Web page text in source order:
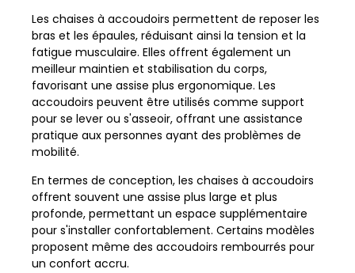
Les chaises à accoudoirs permettent de reposer les
bras et les épaules, réduisant ainsi la tension et la
fatigue musculaire. Elles offrent également un
meilleur maintien et stabilisation du corps,
favorisant une assise plus ergonomique. Les
accoudoirs peuvent être utilisés comme support
pour se lever ou s'asseoir, offrant une assistance
pratique aux personnes ayant des problèmes de
mobilité.
En termes de conception, les chaises à accoudoirs
offrent souvent une assise plus large et plus
profonde, permettant un espace supplémentaire
pour s'installer confortablement. Certains modèles
proposent même des accoudoirs rembourrés pour
un confort accru.